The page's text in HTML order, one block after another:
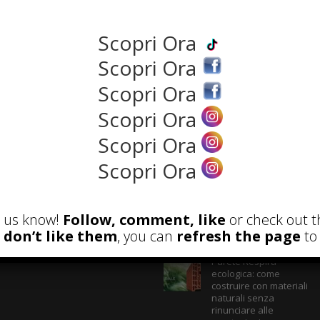
POST ATTUALI
Parete Respira
ecologica: come
costruire con materiali
naturali senza
rinunciare alle
Scopri Ora
Scopri Ora
Scopri Ora
Scopri Ora
Scopri Ora
Scopri Ora
know! Follow, comment, like or check out
like them, you can refresh the page to